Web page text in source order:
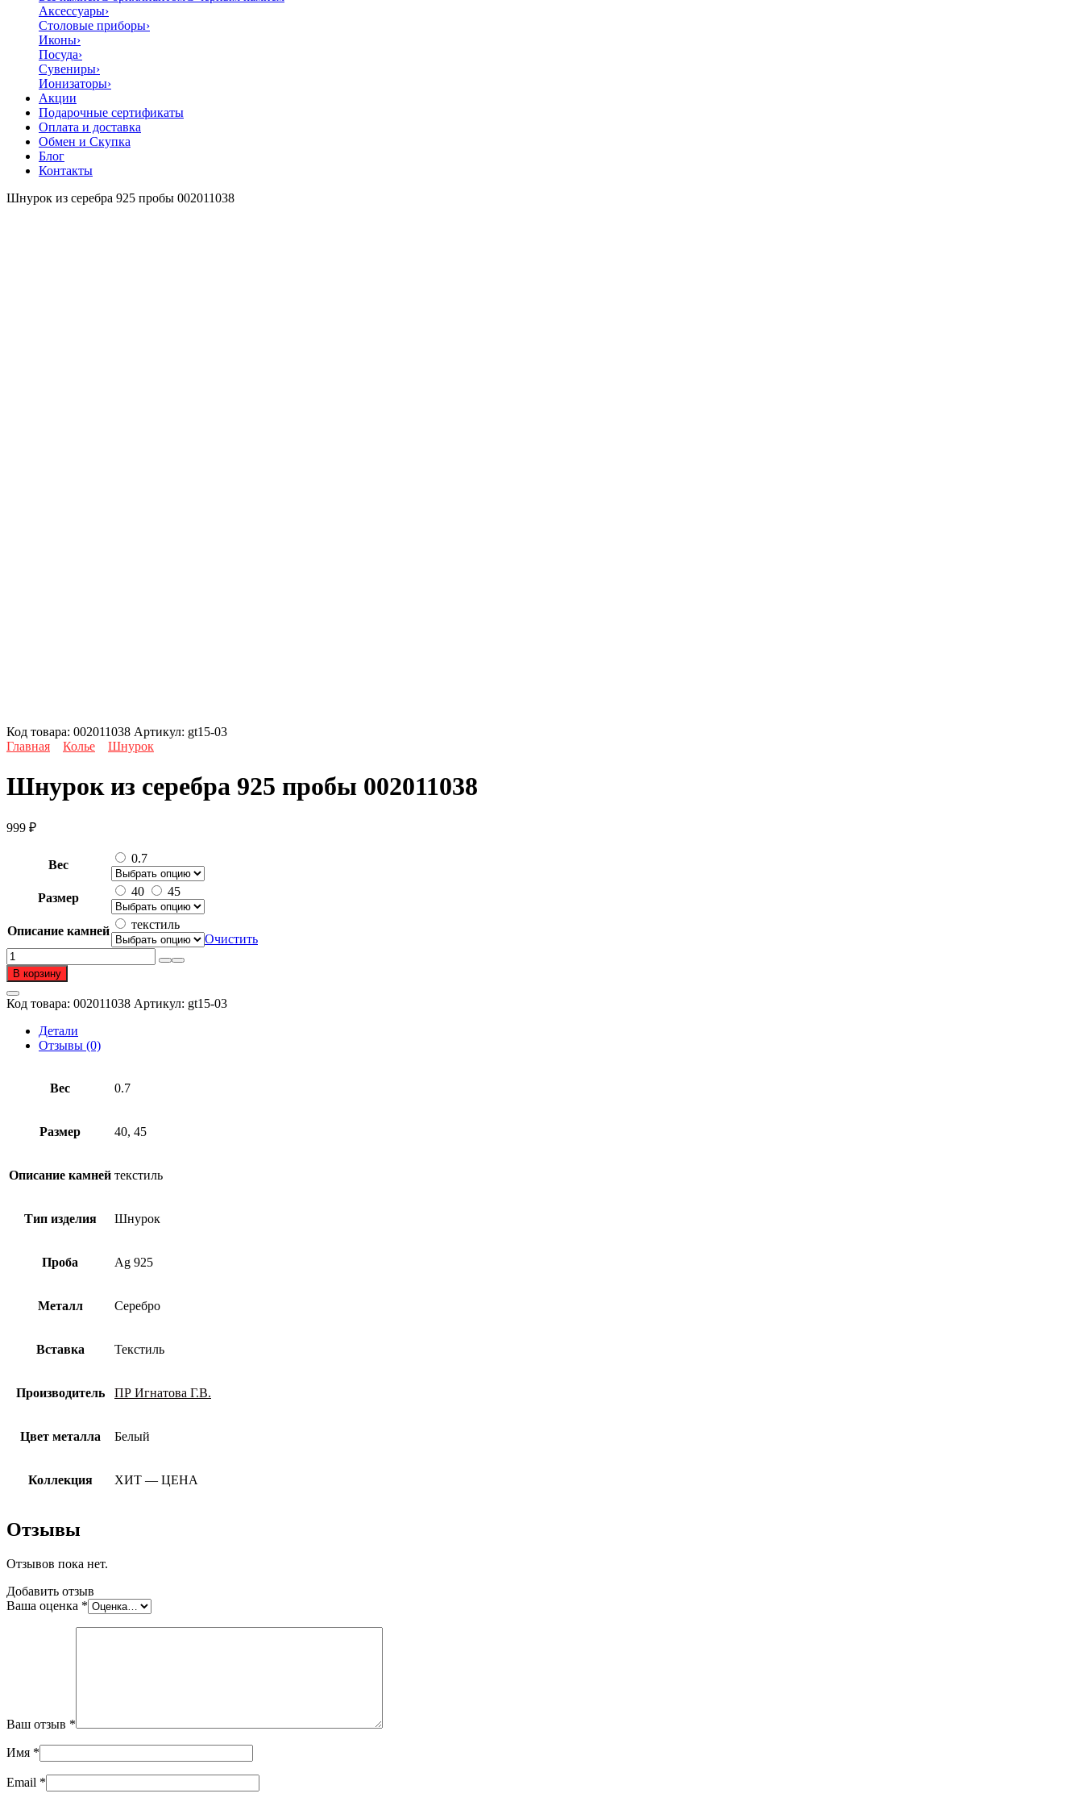
Аксессуары›
Столовые приборы›
Иконы›
Посуда›
Сувениры›
Ионизаторы›
Акции
Подарочные сертификаты
Оплата и доставка
Обмен и Скупка
Блог
Контакты
Шнурок из серебра 925 пробы 002011038
Код товара: 002011038 Артикул: gt15-03
Главная
Колье Шнурок
Шнурок из серебра 925 пробы 002011038
999 ₽
Вес 0.7
Размер 40 45
Описание камней
текстиль
Очистить
Количество
товара
Шнурок
из
серебра
пробы
В корзину
Код товара: 002011038 Артикул: gt15-03
Детали
Отзывы (0)
Вес 0.7
Размер 40, 45
Описание камней текстиль
Тип изделия Шнурок
Проба Ag 925
Металл Серебро
Вставка Текстиль
Производитель ПР Игнатова Г.В.
Цвет металла Белый
Коллекция ХИТ — ЦЕНА
Отзывы
Отзывов пока нет.
Добавить отзыв
Ваша оценка *
Ваш отзыв *
Имя *
Email *